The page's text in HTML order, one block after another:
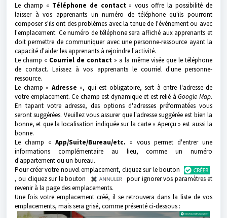
Le champ « Téléphone de contact » vous offre la possibilité de
laisser à vos apprenants un numéro de téléphone qu'ils pourront
composer s'ils ont des problèmes avec la tenue de l'événement ou avec
l'emplacement. Ce numéro de téléphone sera affiché aux apprenants et
doit permettre de communiquer avec une personne-ressource ayant la
capacité d'aider les apprenants à rejoindre l'activité.
Le champ « Courriel de contact » a la même visée que le téléphone
de contact. Laissez à vos apprenants le courriel d'une personne-
ressource.
Le champ « Adresse », qui est obligatoire, sert à entre l'adresse de
votre emplacement. Ce champ est dynamique et est relié àGoogle Map.
En tapant votre adresse, des options d'adresses préformatées vous
seront suggérées. Veuillez vous assurer que l'adresse suggérée est bien la
bonne, et que la localisation indiquée sur la carte « Aperçu » est aussi la
bonne.
Le champ « App/Suite/Bureau/etc. » vous permet d'entrer une
informations complémentaire au lieu, comme un numéro
d'appartement ou un bureau.
Pour créer votre nouvel emplacement, cliquez sur le bouton
, ou cliquez sur le bouton
pour ignorer vos paramètres et
revenir à la page des emplacements.
Une fois votre emplacement créé, il se retrouvera dans la liste de vos
emplacements, mais sera grisé, comme présenté ci-dessous :